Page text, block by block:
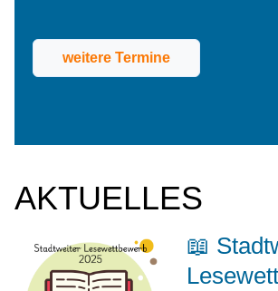
weitere Termine
AKTUELLES
📖